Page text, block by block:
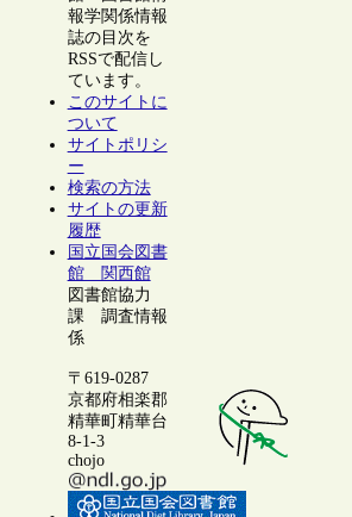
報学関係情報
誌の目次を
RSSで配信し
ています。
このサイトに
ついて
サイトポリシ
ー
検索の方法
サイトの更新
履歴
国立国会図書
館 関西館
図書館協力
課 調査情報
係
〒619-0287
京都府相楽郡
精華町精華台
8-1-3
chojo